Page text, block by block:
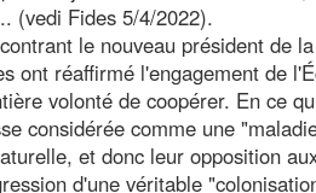
(vedi Fides 5/4/2022).
le nouveau président de
ont réaffirmé l'engagement de
volonté de coopérer. En ce
considérée comme une
et donc leur opposition
d'une véritable